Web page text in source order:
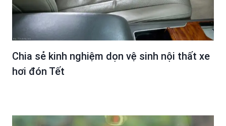
Chia sẻ kinh nghiệm dọn vệ sinh nội thất xe
hơi đón Tết